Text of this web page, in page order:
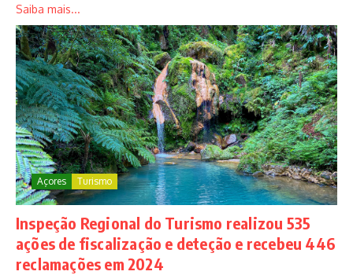
Saiba mais...
Açores Turismo
Inspeção Regional do Turismo realizou 535
ações de fiscalização e deteção e recebeu 446
reclamações em 2024